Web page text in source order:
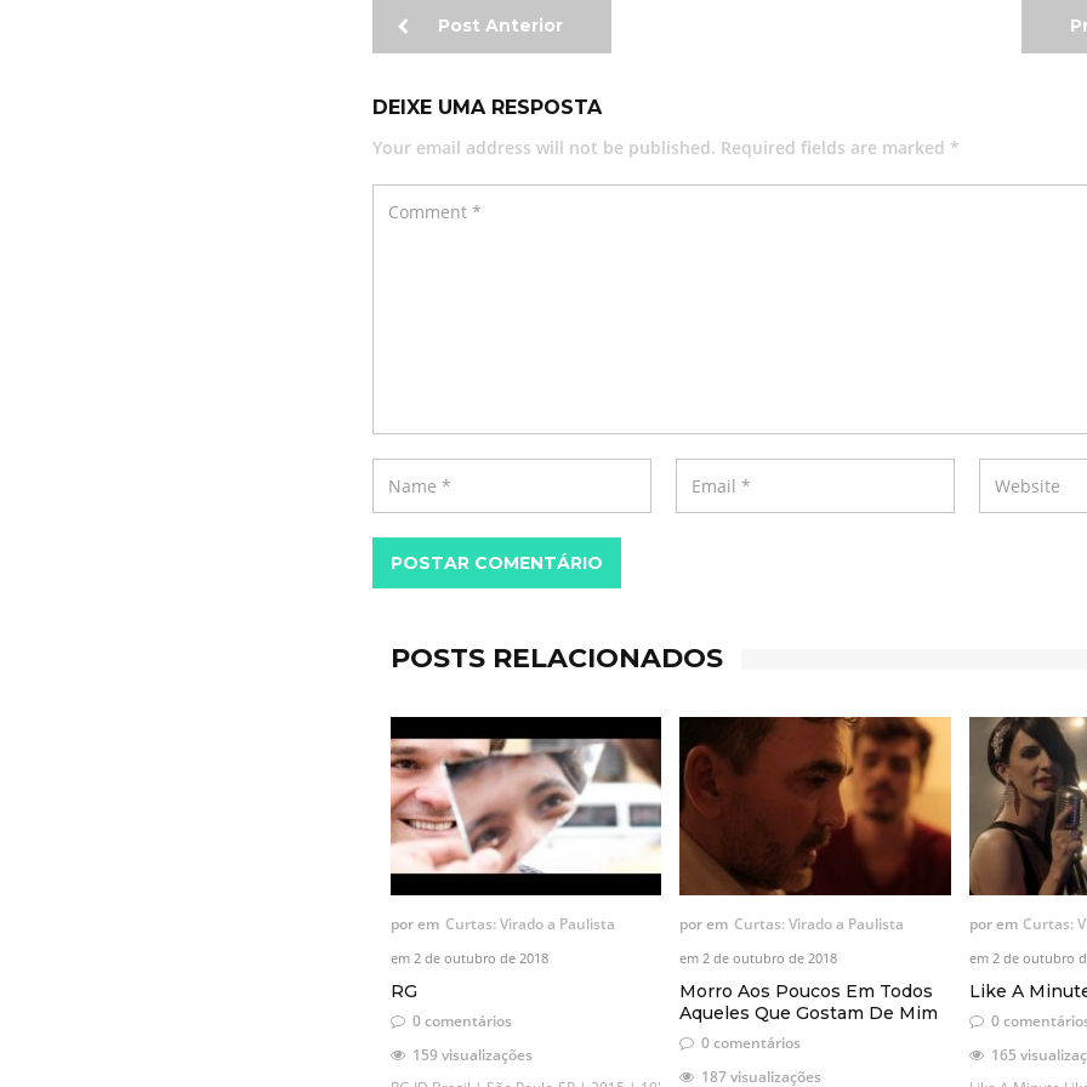
Post Anterior
DEIXE UMA RESPOSTA
Your email address will not be published. Required fields are marked *
POSTAR COMENTÁRIO
POSTS RELACIONADOS
porem Curtas: Virado a Paulista
em 2 de outubro de 2018
RG
0 comentários
159 visualizações
porem Curtas: Virado a Paulista
em 2 de outubro de 2018
Morro Aos Poucos Em Todos
Aqueles Que Gostam De Mim
0 comentários
187 visualizações
porem Curtas:
em 2 de outubro
Like A
0
165